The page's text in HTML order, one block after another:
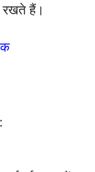
रखते हैं।